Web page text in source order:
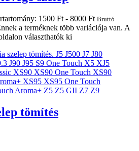
1500 Ft - 8000 Ft Bruttó
a terméknek több variációja van. A
választhatók ki
tömítés